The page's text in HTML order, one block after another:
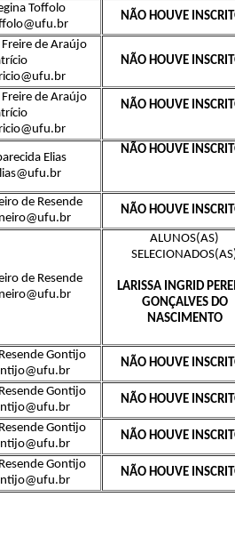
Toffolo
NÃO HOUVE
de Araújo
NÃO HOUVE
de Araújo
NÃO HOUVE
Elias
NÃO HOUVE
de Resende
NÃO HOUVE
de Resende
ALUNOS(AS)
LARISSA INGRID
GONÇALVES DO
NASCIMENTO
Gontijo
NÃO HOUVE
Gontijo
NÃO HOUVE
Gontijo
NÃO HOUVE
Gontijo
NÃO HOUVE